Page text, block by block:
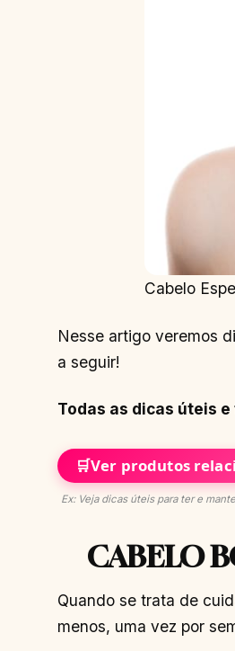
Cabelo
Nesse artigo veremos
a seguir!
Todas as dicas úteis
🛒Ver produtos
Ex: Veja dicas úteis para ter e
CABELO
Quando se trata de
menos, uma vez por